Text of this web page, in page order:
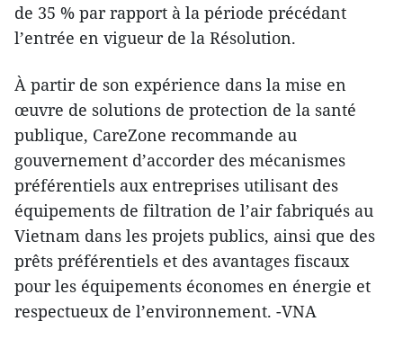
de 35 % par rapport à la période précédant
l’entrée en vigueur de la Résolution.
À partir de son expérience dans la mise en
œuvre de solutions de protection de la santé
publique, CareZone recommande au
gouvernement d’accorder des mécanismes
préférentiels aux entreprises utilisant des
équipements de filtration de l’air fabriqués au
Vietnam dans les projets publics, ainsi que des
prêts préférentiels et des avantages fiscaux
pour les équipements économes en énergie et
respectueux de l’environnement. -VNA